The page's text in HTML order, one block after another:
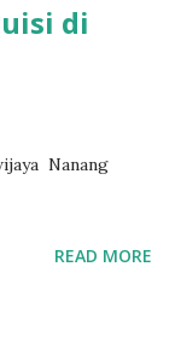
di
Nanang
READ MORE